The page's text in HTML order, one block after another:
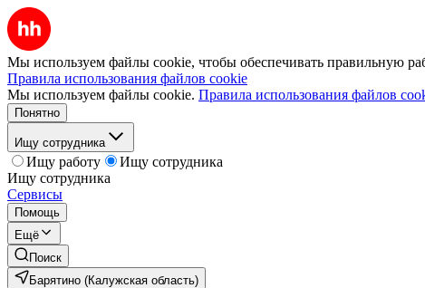
Мы используем файлы cookie, чтобы обеспечивать правильную
Правила использования файлов cookie
Мы используем файлы cookie. Правила использования файлов
Понятно
Ищу сотрудника
Ищу работу
Ищу сотрудника
Ищу сотрудника
Сервисы
Помощь
Ещё
Поиск
Барятино (Калужская область)